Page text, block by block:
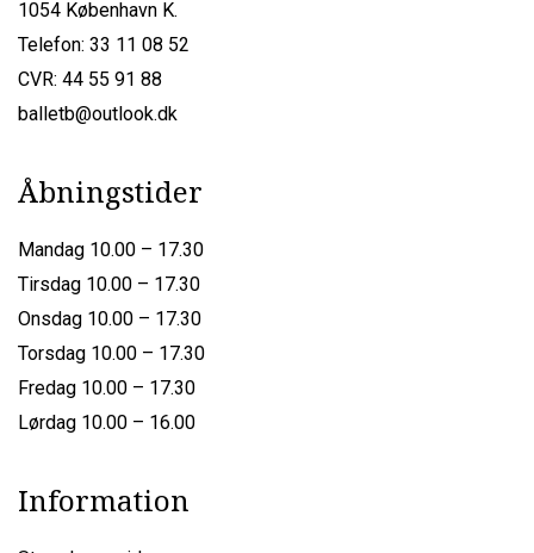
1054 København K.
Telefon: 33 11 08 52
CVR: 44 55 91 88
balletb@outlook.dk
Åbningstider
Mandag 10.00 – 17.30
Tirsdag 10.00 – 17.30
Onsdag 10.00 – 17.30
Torsdag 10.00 – 17.30
Fredag 10.00 – 17.30
Lørdag 10.00 – 16.00
Information